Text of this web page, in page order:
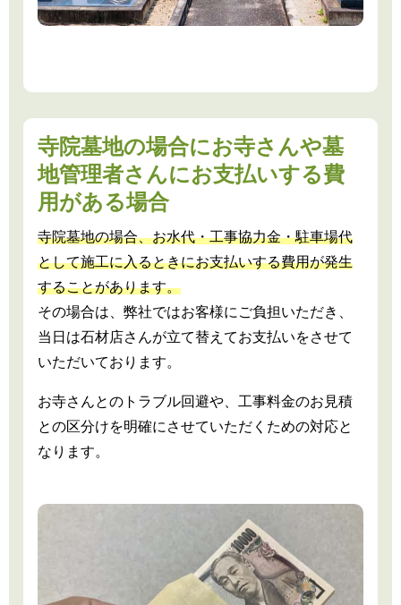
寺院墓地の場合にお寺さんや墓
地管理者さんにお支払いする費
用がある場合
寺院墓地の場合、お水代・工事協力金・駐車場代
として施工に入るときにお支払いする費用が発生
することがあります。
その場合は、弊社ではお客様にご負担いただき、
当日は石材店さんが立て替えてお支払いをさせて
いただいております。
お寺さんとのトラブル回避や、工事料金のお見積
との区分けを明確にさせていただくための対応と
なります。